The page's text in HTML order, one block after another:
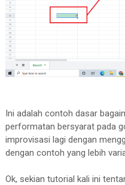
Ini adalah contoh dasar
performatan bersyarat pada
improvisasi lagi dengan
dengan contoh yang lebih
Ok, sekian tutorial kali ini